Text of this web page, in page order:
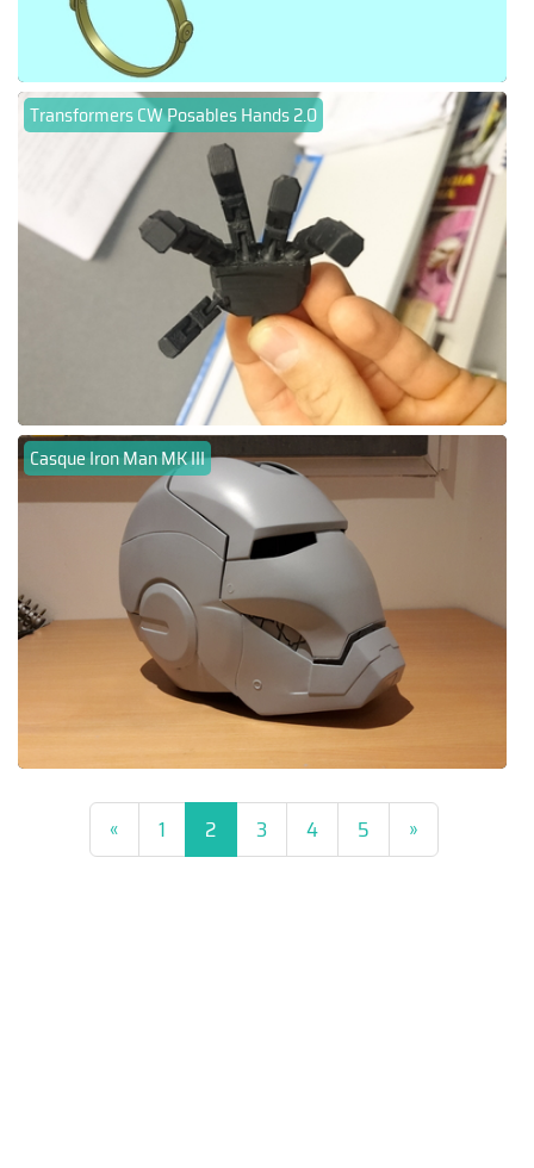
Transformers CW Posables Hands 2.0
Casque Iron Man MK III
« 1 2(current)
3 4 5 »